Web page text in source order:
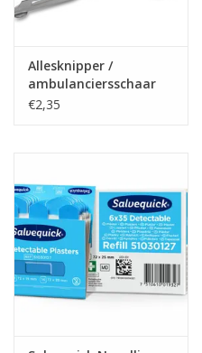
Allesknipper /
ambulanciersschaar
€2,35